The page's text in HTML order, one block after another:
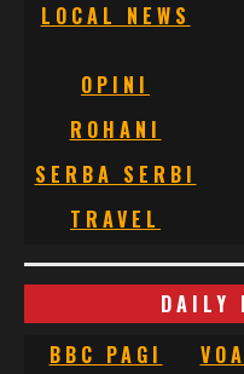
LOCAL NEWS
OPINI
ROHANI
SERBA SERBI
TRAVEL
DAILY
BBC PAGI